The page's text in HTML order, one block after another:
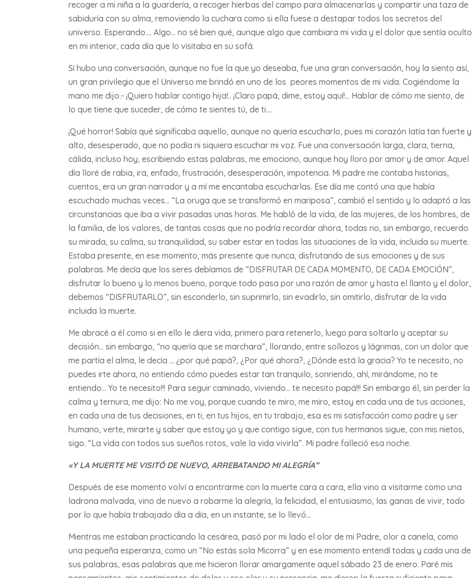
recoger a mi niña a la guardería, a recoger hierbas del campo para almacenarlas y compartir una taza de
sabiduría con su alma, removiendo la cuchara como si ella fuese a destapar todos los secretos del
universo. Esperando…. Algo… no sé bien qué, aunque algo que cambiara mi vida y el dolor que sentía oculto
en mi interior, cada día que lo visitaba en su sofá.
Sí hubo una conversación, aunque no fue la que yo deseaba, fue una gran conversación, hoy la siento así,
un gran privilegio que el Universo me brindó en uno de los peores momentos de mi vida. Cogiéndome la
mano me dijo.- ¡Quiero hablar contigo hija!.. ¡Claro papá, dime, estoy aquí!… Hablar de cómo me siento, de
lo que tiene que suceder, de cómo te sientes tú, de ti….
¡Qué horror! Sabía qué significaba aquello, aunque no quería escucharlo, pues mi corazón latía tan fuerte y
alto, desesperado, que no podía ni siquiera escuchar mi voz. Fue una conversación larga, clara, tierna,
cálida, incluso hoy, escribiendo estas palabras, me emociono, aunque hoy lloro por amor y de amor. Aquel
día lloré de rabia, ira, enfado, frustración, desesperación, impotencia. Mi padre me contaba historias,
cuentos, era un gran narrador y a mí me encantaba escucharlas. Ese día me contó una que había
escuchado muchas veces… “La oruga que se transformó en mariposa”, cambió el sentido y lo adaptó a las
circunstancias que iba a vivir pasadas unas horas. Me habló de la vida, de las mujeres, de los hombres, de
la familia, de los valores, de tantas cosas que no podría recordar ahora, todas no, sin embargo, recuerdo
su mirada, su calma, su tranquilidad, su saber estar en todas las situaciones de la vida, incluida su muerte.
Estaba presente, en ese momento, más presente que nunca, disfrutando de sus emociones y de sus
palabras. Me decía que los seres debíamos de “DISFRUTAR DE CADA MOMENTO, DE CADA EMOCIÓN”,
disfrutar lo bueno y lo menos bueno, porque todo pasa por una razón de amor y hasta el llanto y el dolor,
debemos “DISFRUTARLO”, sin esconderlo, sin suprimirlo, sin evadirlo, sin omitirlo, disfrutar de la vida
incluida la muerte.
Me abracé a él como si en ello le diera vida, primero para retenerlo, luego para soltarlo y aceptar su
decisión… sin embargo, “no quería que se marchara”, llorando, entre sollozos y lágrimas, con un dolor que
me partía el alma, le decía … ¿por qué papá?, ¿Por qué ahora?, ¿Dónde está la gracia? Yo te necesito, no
puedes irte ahora, no entiendo cómo puedes estar tan tranquilo, sonriendo, ahí, mirándome, no te
entiendo… Yo te necesito!!! Para seguir caminado, viviendo… te necesito papá!!! Sin embargo él, sin perder la
calma y ternura, me dijo: No me voy, porque cuando te miro, me miro, estoy en cada una de tus acciones,
en cada una de tus decisiones, en ti, en tus hijos, en tu trabajo, esa es mi satisfacción como padre y ser
humano, verte, mirarte y saber que estoy yo y que contigo sigue, con tus hermanos sigue, con mis nietos,
sigo. “La vida con todos sus sueños rotos, vale la vida vivirla”. Mi padre falleció esa noche.
«Y LA MUERTE ME VISITÓ DE NUEVO, ARREBATANDO MI ALEGRÍA”
Después de ese momento volví a encontrarme con la muerte cara a cara, ella vino a visitarme como una
ladrona malvada, vino de nuevo a robarme la alegría, la felicidad, el entusiasmo, las ganas de vivir, todo
por lo que había trabajado día a día, en un instante, se lo llevó…
Mientras me estaban practicando la cesárea, pasó por mi lado el olor de mi Padre, olor a canela, como
una pequeña esperanza, como un “No estás sola Micorra” y en ese momento entendí todas y cada una de
sus palabras, esas palabras que me hicieron llorar amargamente aquel sábado 23 de enero. Paré mis